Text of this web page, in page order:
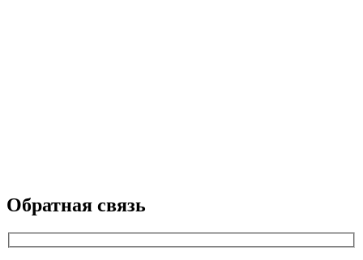
Обратная связь